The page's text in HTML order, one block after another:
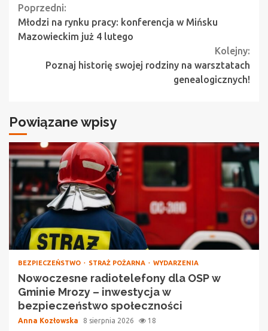
Continue
Reading
Poprzedni:
Młodzi na rynku pracy: konferencja w Mińsku
Mazowieckim już 4 lutego
Kolejny:
Poznaj historię swojej rodziny na warsztatach
genealogicznych!
Powiązane wpisy
BEZPIECZEŃSTWO STRAŻ POŻARNA WYDARZENIA
Nowoczesne radiotelefony dla OSP w
Gminie Mrozy – inwestycja w
bezpieczeństwo społeczności
Anna Kozłowska 8 sierpnia 2026 18